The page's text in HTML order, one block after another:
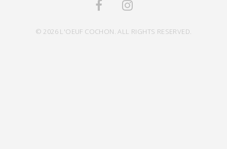
© 2026 L'OEUF COCHON. ALL RIGHTS RESERVED.